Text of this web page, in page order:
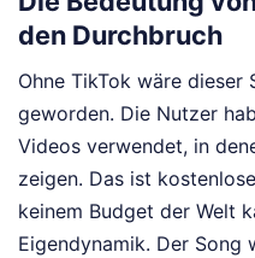
den Durchbruch
Ohne TikTok wäre
geworden. Die Nutzer
Videos verwendet, in
zeigen. Das ist
keinem Budget der Welt
Eigendynamik. Der